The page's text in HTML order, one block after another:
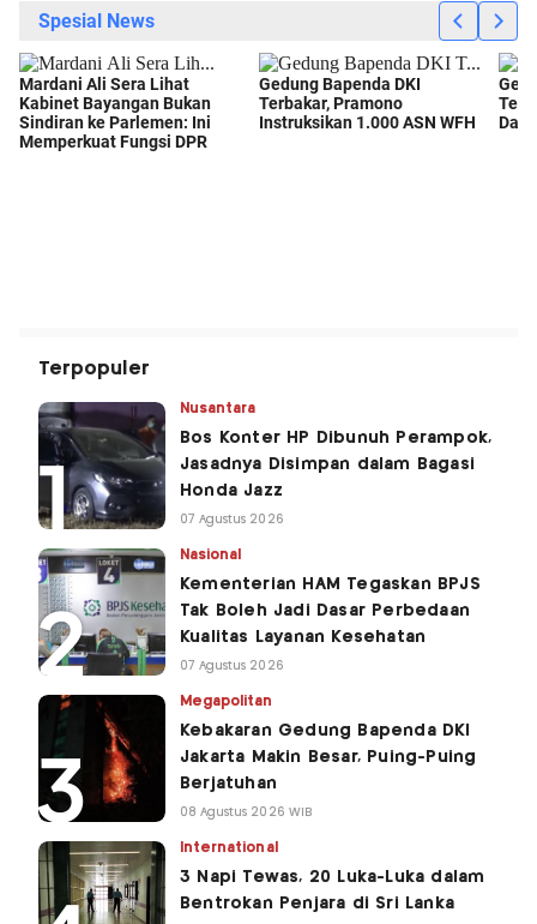
Terpopuler
Nusantara
Bos Konter HP Dibunuh Perampok,
Jasadnya Disimpan dalam Bagasi
Honda Jazz
07 Agustus 2026
Nasional
Kementerian HAM Tegaskan BPJS
Tak Boleh Jadi Dasar Perbedaan
Kualitas Layanan Kesehatan
07 Agustus 2026
Megapolitan
Kebakaran Gedung Bapenda DKI
Jakarta Makin Besar, Puing-Puing
Berjatuhan
08 Agustus 2026 WIB
International
3 Napi Tewas, 20 Luka-Luka dalam
Bentrokan Penjara di Sri Lanka